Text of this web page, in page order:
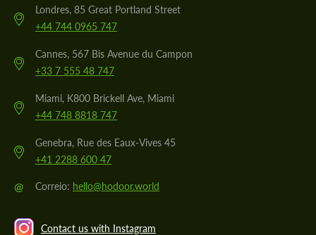
Londres, 85 Great Portland Street
+44 744 0965 747
Cannes, 567 Bis Avenue du Campon
+33 7 555 48 747
Miami, K800 Brickell Ave, Miami
+44 748 8818 747
Genebra, Rue des Eaux-Vives 45
+41 2288 600 47
@ Correio: hello@hodoor.world
Contact us with Instagram